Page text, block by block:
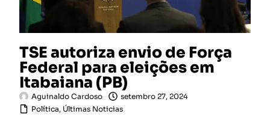
TSE autoriza envio de Força
Federal para eleições em
Itabaiana (PB)
Aguinaldo Cardoso
setembro 27, 2024
Política, Últimas Noticias